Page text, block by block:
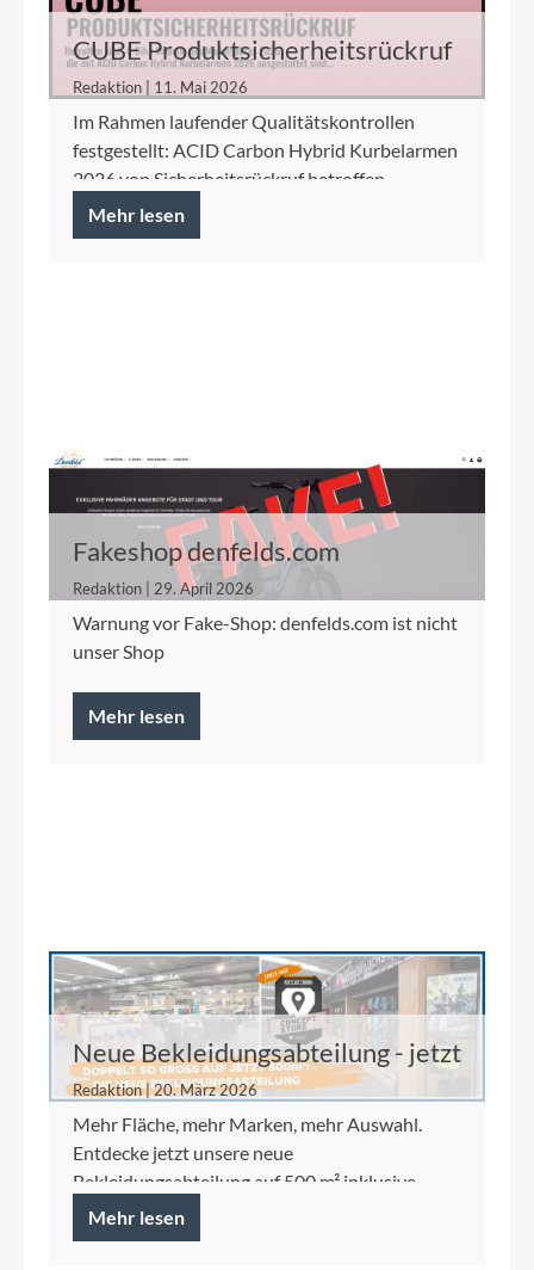
CUBE Produktsicherheitsrückruf
ACID Carbon Hybrid Kurbelarme
Redaktion | 11. Mai 2026
Im Rahmen laufender Qualitätskontrollen
festgestellt: ACID Carbon Hybrid Kurbelarmen
2026 von Sicherheitsrückruf betroffen.
Mehr lesen
Fakeshop denfelds.com
Redaktion | 29. April 2026
Warnung vor Fake-Shop: denfelds.com ist nicht
unser Shop
Mehr lesen
Neue Bekleidungsabteilung - jetzt
auf 500 m²
Redaktion | 20. März 2026
Mehr Fläche, mehr Marken, mehr Auswahl.
Entdecke jetzt unsere neue
Bekleidungsabteilung auf 500 m² inklusive
Ortlieb Concept Store.
Mehr lesen